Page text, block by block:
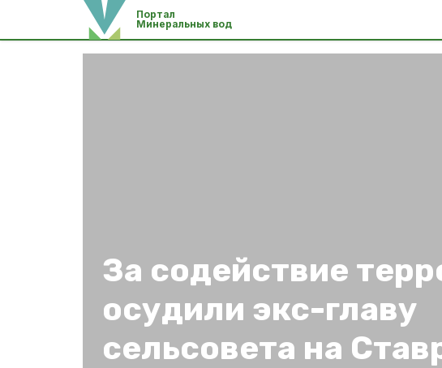
Портал
Минеральных вод
За содействие
осудили экс-главу
сельсовета на